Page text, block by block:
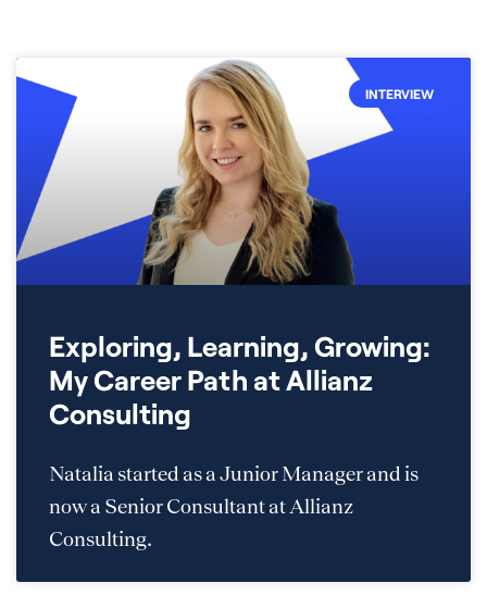
INTERVIEW
Exploring, Learning, Growing:
My Career Path at Allianz
Consulting
Natalia started as a Junior Manager and is
now a Senior Consultant at Allianz
Consulting.